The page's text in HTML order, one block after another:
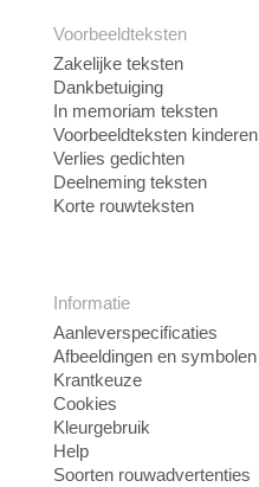
Voorbeeldteksten
Zakelijke teksten
Dankbetuiging
In memoriam teksten
Voorbeeldteksten kinderen
Verlies gedichten
Deelneming teksten
Korte rouwteksten
Informatie
Aanleverspecificaties
Afbeeldingen en symbolen
Krantkeuze
Cookies
Kleurgebruik
Help
Soorten rouwadvertenties